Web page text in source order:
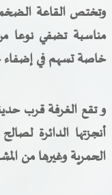
وتختص القاعة
مناسبة تضفي نوعا
خاصة تسهم في إضفاء
و تقع الغرفة قرب
أنجزتها الدائرة
الحمرية وغيرها من